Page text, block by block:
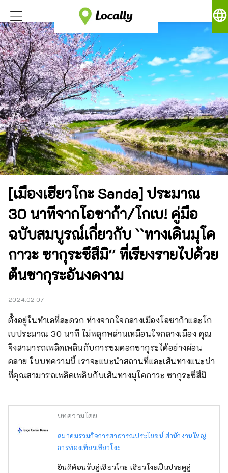
language
[เมืองเฮียวโกะ Sanda] ประมาณ
30 นาทีจากโอซาก้า/โกเบ! คู่มือ
ฉบับสมบูรณ์เกี่ยวกับ ``ทางเดินมุโค
กาวะ ซากุระซึสึมิ'' ที่เรียงรายไปด้วย
ต้นซากุระอันงดงาม
2024.02.07
ตั้งอยู่ในทำเลที่สะดวก ห่างจากใจกลางเมืองโอซาก้าและโก
เบประมาณ 30 นาที ไม่พลุกพล่านเหมือนใจกลางเมือง คุณ
จึงสามารถเพลิดเพลินกับการชมดอกซากุระได้อย่างผ่อน
คลาย ในบทความนี้ เราจะแนะนำสถานที่และเส้นทางแนะนำ
ที่คุณสามารถเพลิดเพลินกับเส้นทางมุโคกาวะ ซากุระซึสึมิ
บทความโดย
สมาคมรวมกิจการสาธารณประโยชน์ สำนักงานใหญ่
การท่องเที่ยวเฮียวโงะ
ยินดีต้อนรับสู่เฮียวโกะ เฮียวโงะเป็นประตูสู่